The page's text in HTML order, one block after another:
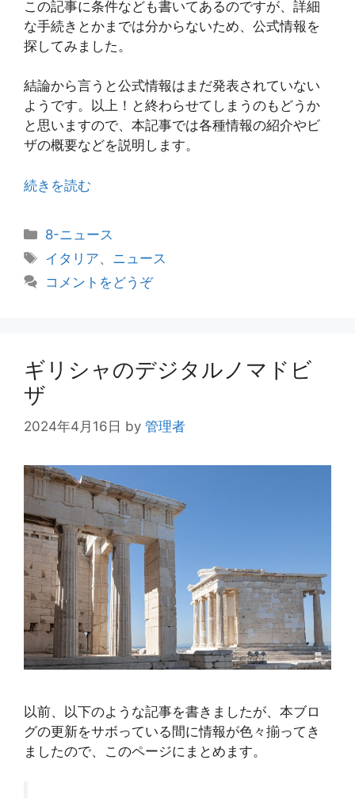
この記事に条件なども書いてあるのですが、詳細
な手続きとかまでは分からないため、公式情報を
探してみました。
結論から言うと公式情報はまだ発表されていない
ようです。以上！と終わらせてしまうのもどうか
と思いますので、本記事では各種情報の紹介やビ
ザの概要などを説明します。
続きを読む
カ
テ
ゴ
リ
8-ニュース
タ
イタリア、 ニュース
コメントをどうぞ
ギリシャのデジタルノマドビ
ザ
2024年4月16日 by 管理者
以前、以下のような記事を書きましたが、本ブロ
グの更新をサボっている間に情報が色々揃ってき
ましたので、このページにまとめます。